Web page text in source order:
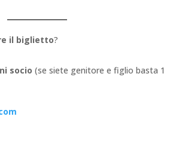
il biglietto?
socio (se siete genitore e figlio basta 1